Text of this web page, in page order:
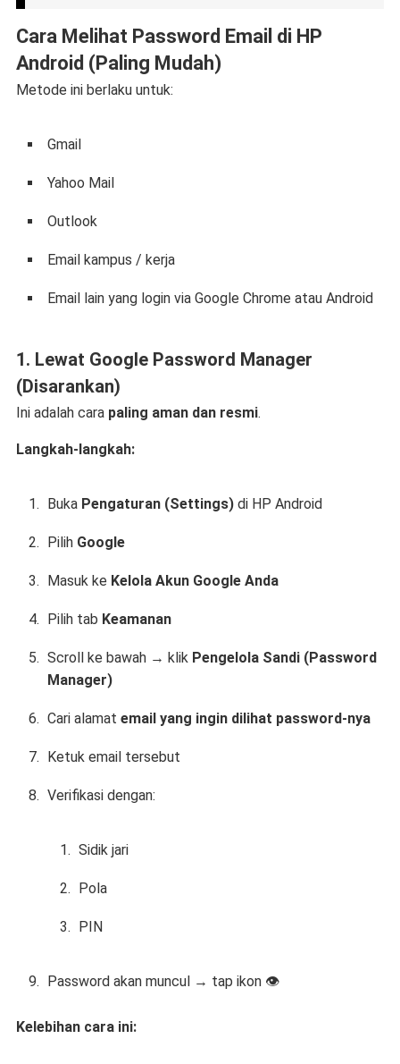
Cara Melihat Password Email di HP
Android (Paling Mudah)
Metode ini berlaku untuk:
Gmail
Yahoo Mail
Outlook
Email kampus / kerja
Email lain yang login via Google Chrome atau Android
1. Lewat Google Password Manager
(Disarankan)
Ini adalah cara paling aman dan resmi.
Langkah-langkah:
Buka Pengaturan (Settings)di HP Android
Pilih Google
Masuk ke Kelola Akun Google Anda
Pilih tab Keamanan
Scroll ke bawah → klik Pengelola Sandi (Password
Manager)
Cari alamat email yang ingin dilihat password-nya
Ketuk email tersebut
Verifikasi dengan:
Sidik jari
Pola
PIN
Password akan muncul → tap ikon 👁️
Kelebihan cara ini: